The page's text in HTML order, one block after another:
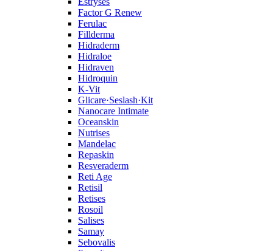
Factor G Renew
Ferulac
Fillderma
Hidraderm
Hidraloe
Hidraven
Hidroquin
K-Vit
Glicare·Seslash·Kit
Nanocare Intimate
Oceanskin
Nutrises
Mandelac
Repaskin
Resveraderm
Reti Age
Retisil
Retises
Rosoil
Salises
Samay
Sebovalis